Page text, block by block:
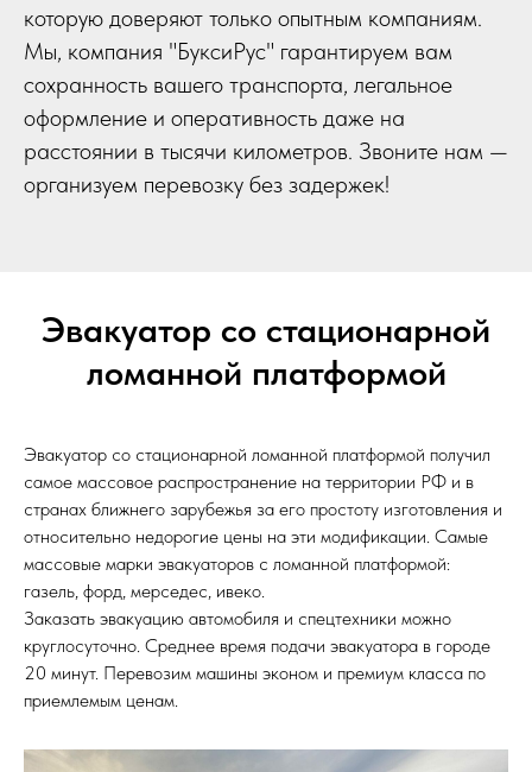
которую доверяют только опытным компаниям.
Мы, компания "БуксиРус" гарантируем вам
сохранность вашего транспорта, легальное
оформление и оперативность даже на
расстоянии в тысячи километров. Звоните нам —
организуем перевозку без задержек!
Эвакуатор со стационарной
ломанной платформой
Эвакуатор со стационарной ломанной платформой получил
самое массовое распространение на территории РФ и в
странах ближнего зарубежья за его простоту изготовления и
относительно недорогие цены на эти модификации. Самые
массовые марки эвакуаторов с ломанной платформой:
газель, форд, мерседес, ивеко.
Заказать эвакуацию автомобиля и спецтехники можно
круглосуточно. Среднее время подачи эвакуатора в городе
20 минут. Перевозим машины эконом и премиум класса по
приемлемым ценам.